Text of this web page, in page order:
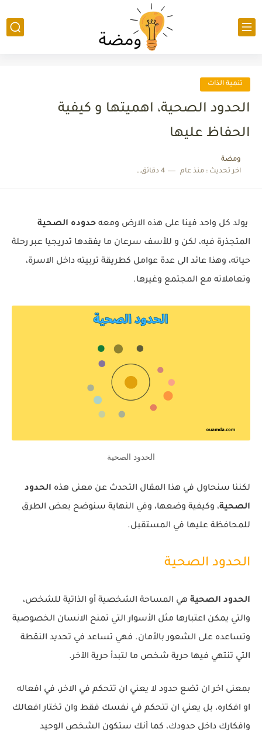
تنمية الذات
الحدود الصحية، اهميتها و كيفية
الحفاظ عليها
ومضة
اخر تحديث :منذ عام 4 دقائق للقراءة
يولد كل واحد فينا على هذه الارض ومعه حدوده الصحية
المتجذرة فيه، لكن و للأسف سرعان ما يفقدها تدريجيا عبر رحلة
حياته، وهذا عائد الى عدة عوامل كطريقة تربيته داخل الاسرة،
وتعاملاته مع المجتمع وغيرها.
الحدود الصحية
لكننا سنحاول في هذا المقال التحدث عن معنى هذه الحدود
الصحية، وكيفية وضعها، وفي النهاية سنوضح بعض الطرق
للمحافظة عليها في المستقبل.
الحدود الصحية
الحدود الصحية هي المساحة الشخصية أو الذاتية للشخص،
والتي يمكن اعتبارها مثل الأسوار التي تمنح الانسان الخصوصية
وتساعده على الشعور بالأمان. فهي تساعد في تحديد النقطة
التي تنتهي فيها حرية شخص ما لتبدأ حرية الآخر.
بمعنى اخر ان تضع حدود لا يعني ان تتحكم في الاخر، في افعاله
او افكاره، بل يعني ان تتحكم في نفسك فقط وان تختار افعالك
وافكارك داخل حدودك، كما أنك ستكون الشخص الوحيد